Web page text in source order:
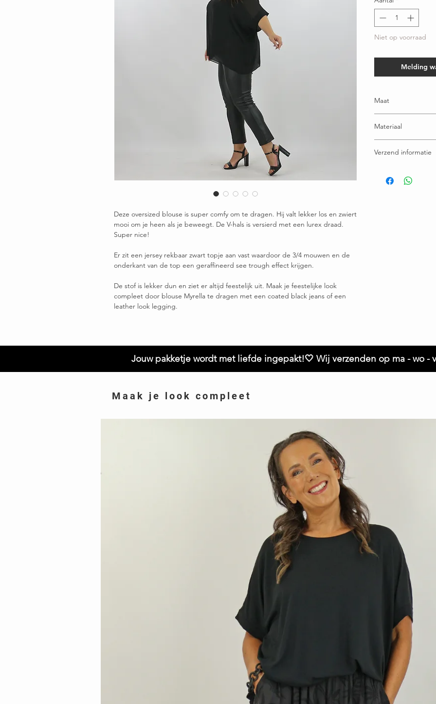
Deze oversized blouse is super comfy om te dragen. Hij valt lekker los en zwiert
mooi om je heen als je beweegt. De V-hals is versierd met een lurex draad.
Super nice!
Er zit een jersey rekbaar zwart topje aan vast waardoor de 3/4 mouwen en de
onderkant van de top een geraffineerd see trough effect krijgen.
De stof is lekker dun en ziet er altijd feestelijk uit. Maak je feestelijke look
compleet door blouse Myrella te dragen met een coated black jeans of een
leather look legging.
Niet op voorraad
Melding
Maat
Materiaal
Verzend informatie
Gratis verzending
Jouw pakketje wordt met liefde ingepakt!🤍 Wij verzenden op ma - wo -
Maak je look compleet